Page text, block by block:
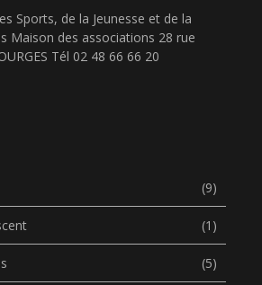
Sports, de la Jeunesse et de la
Maison des associations 28 rue
Tél 02 48 66 66 20
(9)
(1)
(5)